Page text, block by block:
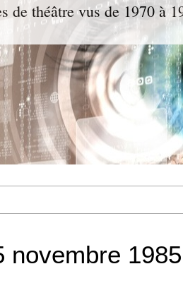
de théâtre vus de 1970 à
novembre 1985